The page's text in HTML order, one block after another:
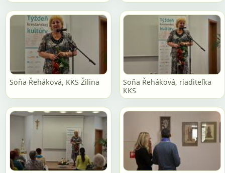
Soňa Řeháková, KKS Žilina
Soňa Řeháková, riaditeľka
KKS